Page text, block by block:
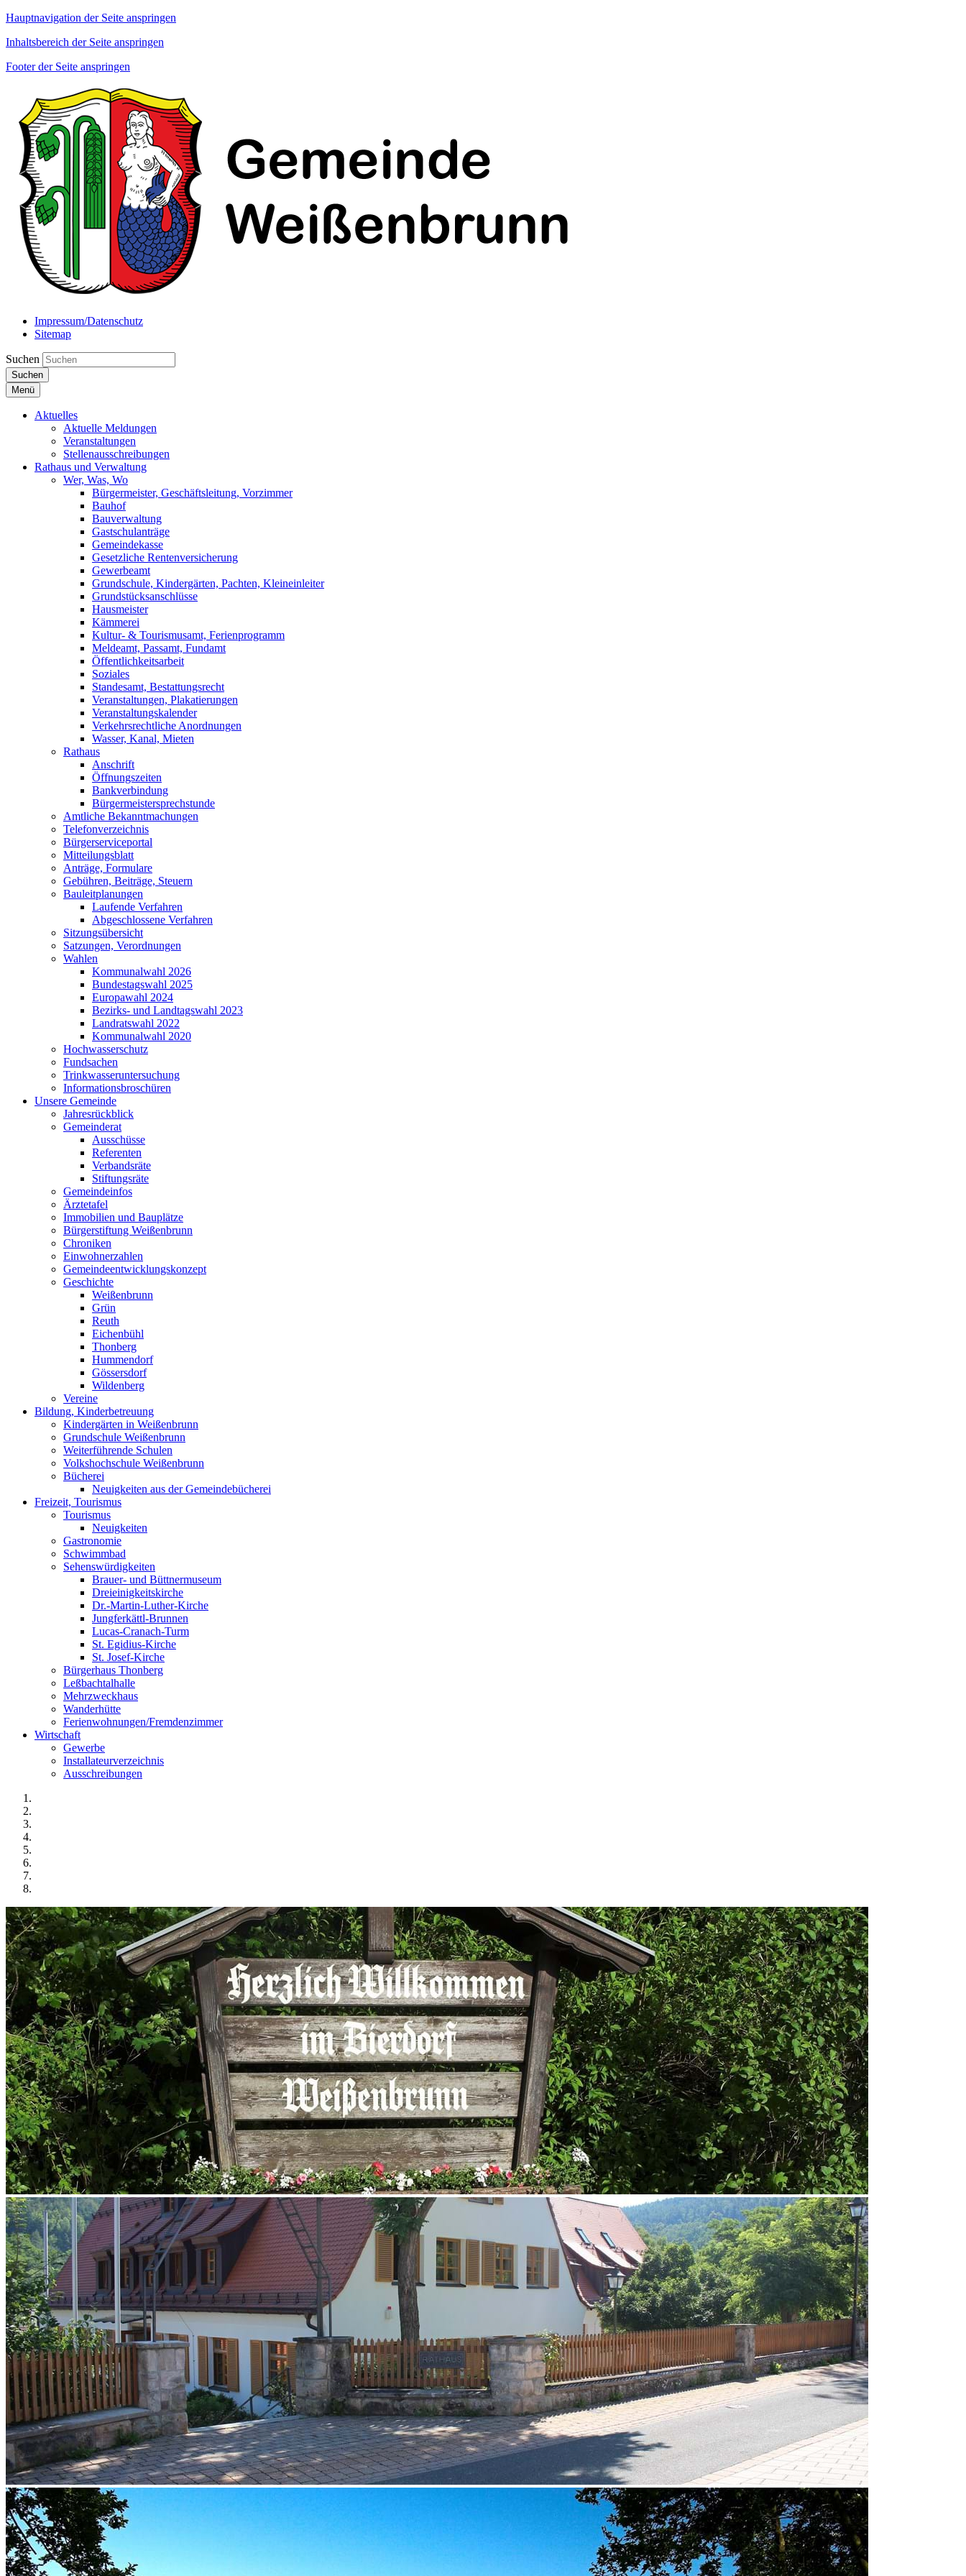
Hauptnavigation der Seite anspringen
Inhaltsbereich der Seite anspringen
Footer der Seite anspringen
Impressum/Datenschutz
Sitemap
Suchen
Suchen
Menü
Aktuelles
Aktuelle Meldungen
Veranstaltungen
Stellenausschreibungen
Rathaus und Verwaltung
Wer, Was, Wo
Bürgermeister, Geschäftsleitung, Vorzimmer
Bauhof
Bauverwaltung
Gastschulanträge
Gemeindekasse
Gesetzliche Rentenversicherung
Gewerbeamt
Grundschule, Kindergärten, Pachten, Kleineinleiter
Grundstücksanschlüsse
Hausmeister
Kämmerei
Kultur- & Tourismusamt, Ferienprogramm
Meldeamt, Passamt, Fundamt
Öffentlichkeitsarbeit
Soziales
Standesamt, Bestattungsrecht
Veranstaltungen, Plakatierungen
Veranstaltungskalender
Verkehrsrechtliche Anordnungen
Wasser, Kanal, Mieten
Rathaus
Anschrift
Öffnungszeiten
Bankverbindung
Bürgermeistersprechstunde
Amtliche Bekanntmachungen
Telefonverzeichnis
Bürgerserviceportal
Mitteilungsblatt
Anträge, Formulare
Gebühren, Beiträge, Steuern
Bauleitplanungen
Laufende Verfahren
Abgeschlossene Verfahren
Sitzungsübersicht
Satzungen, Verordnungen
Wahlen
Kommunalwahl 2026
Bundestagswahl 2025
Europawahl 2024
Bezirks- und Landtagswahl 2023
Landratswahl 2022
Kommunalwahl 2020
Hochwasserschutz
Fundsachen
Trinkwasseruntersuchung
Informationsbroschüren
Unsere Gemeinde
Jahresrückblick
Gemeinderat
Ausschüsse
Referenten
Verbandsräte
Stiftungsräte
Gemeindeinfos
Ärztetafel
Immobilien und Bauplätze
Bürgerstiftung Weißenbrunn
Chroniken
Einwohnerzahlen
Gemeindeentwicklungskonzept
Geschichte
Weißenbrunn
Grün
Reuth
Eichenbühl
Thonberg
Hummendorf
Gössersdorf
Wildenberg
Vereine
Bildung, Kinderbetreuung
Kindergärten in Weißenbrunn
Grundschule Weißenbrunn
Weiterführende Schulen
Volkshochschule Weißenbrunn
Bücherei
Neuigkeiten aus der Gemeindebücherei
Freizeit, Tourismus
Tourismus
Neuigkeiten
Gastronomie
Schwimmbad
Sehenswürdigkeiten
Brauer- und Büttnermuseum
Dreieinigkeitskirche
Dr.-Martin-Luther-Kirche
Jungferkättl-Brunnen
Lucas-Cranach-Turm
St. Egidius-Kirche
St. Josef-Kirche
Bürgerhaus Thonberg
Leßbachtalhalle
Mehrzweckhaus
Wanderhütte
Ferienwohnungen/Fremdenzimmer
Wirtschaft
Gewerbe
Installateurverzeichnis
Ausschreibungen